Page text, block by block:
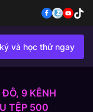
và học thử ngay
ĐÔ, 9 KÊNH
TỆP 500